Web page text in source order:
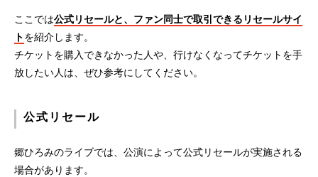
ここでは公式リセールと、ファン同士で取引できるリセールサイ
トを紹介します。
チケットを購入できなかった人や、行けなくなってチケットを手
放したい人は、ぜひ参考にしてください。
公式リセール
郷ひろみのライブでは、公演によって公式リセールが実施される
場合があります。